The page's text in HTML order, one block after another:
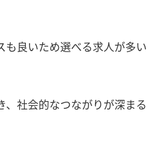
も良いため選べる求人が多い
社会的なつながりが深まる